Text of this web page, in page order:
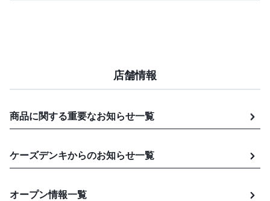
店舗情報
商品に関する重要なお知らせ一覧
ケーズデンキからのお知らせ一覧
オープン情報一覧